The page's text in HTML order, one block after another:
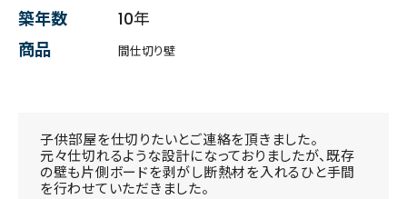
築年数
10年
商品
間仕切り壁
子供部屋を仕切りたいとご連絡を頂きました。
元々仕切れるような設計になっておりましたが、既存
の壁も片側ボードを剥がし断熱材を入れるひと手間
を行わせていただきました。